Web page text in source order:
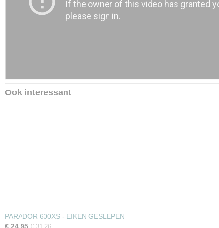
Ook interessant
PARADOR 600XS - EIKEN GESLEPEN
€ 24,95 € 31,26